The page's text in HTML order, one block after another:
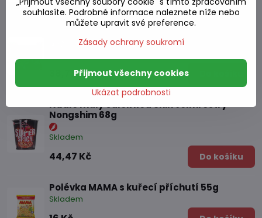
PakuPaku 140g křupavých syrových nudlí
38,77 Kč
Nudle malý šálek Red Shin velmi ostrý
Nongshim 68g
Skladem
44,47 Kč Do košíku
Polévka MAMA s kuřecí příchutí 55g
Skladem
souhlasíte. Podrobné informace naleznete níže nebo
můžete upravit své preference.
Zásady ochrany soukromí
Ukázat podrobnosti
Přijmout všechny cookies